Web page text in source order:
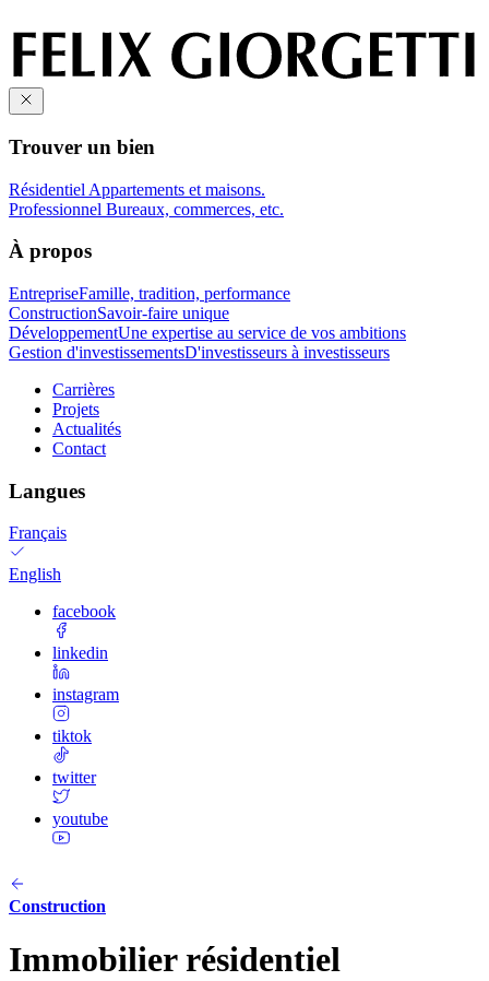
Trouver un bien
Résidentiel Appartements et maisons.
Professionnel Bureaux, commerces, etc.
À propos
EntrepriseFamille, tradition, performance
ConstructionSavoir-faire unique
DéveloppementUne expertise au service de vos ambitions
Gestion d'investissementsD'investisseurs à investisseurs
Carrières
Projets
Actualités
Contact
Langues
Français
English
facebook
linkedin
instagram
tiktok
twitter
youtube
Construction
Immobilier résidentiel